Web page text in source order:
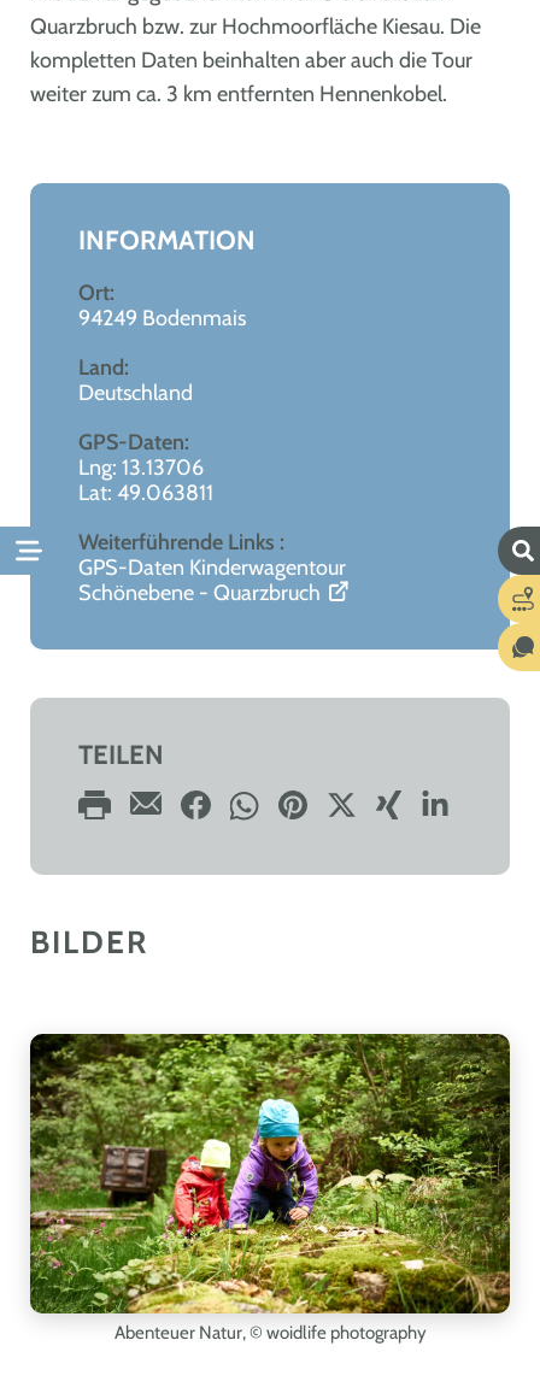
Quarzbruch bzw. zur Hochmoorfläche Kiesau. Die
kompletten Daten beinhalten aber auch die Tour
weiter zum ca. 3 km entfernten Hennenkobel.
INFORMATION
Ort:
94249 Bodenmais
Land:
Deutschland
GPS-Daten:
Lng: 13.13706
Lat: 49.063811
Weiterführende Links :
GPS-Daten Kinderwagentour
Schönebene - Quarzbruch
TEILEN
BILDER
Abenteuer Natur, © woidlife photography